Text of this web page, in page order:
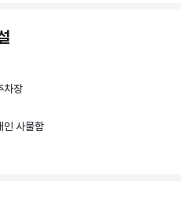
차장
인 사물함